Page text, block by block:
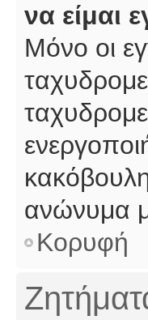
να είμαι
Μόνο οι
ανώνυμα
Κορυφή